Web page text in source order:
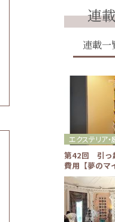
連
連載一
第42回 引っ
費用【夢のマ
エクステリア・